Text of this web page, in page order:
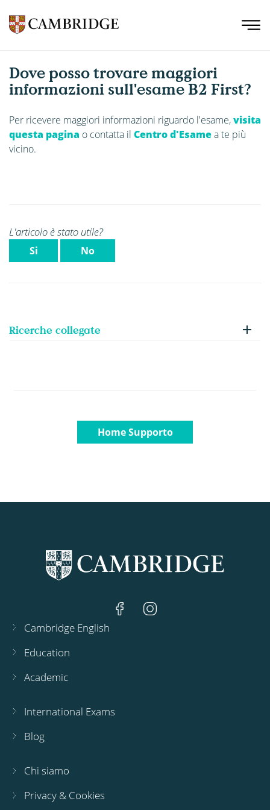
Dove posso trovare maggiori
informazioni sull'esame B2 First?
Per ricevere maggiori informazioni riguardo l'esame,visita
questa pagina o contatta il Centro d'Esamea te più
vicino.
L'articolo è stato utile?
Si No
Ricerche collegate
Home Supporto
Cambridge English
Education
Academic
International Exams
Blog
Chi siamo
Privacy & Cookies